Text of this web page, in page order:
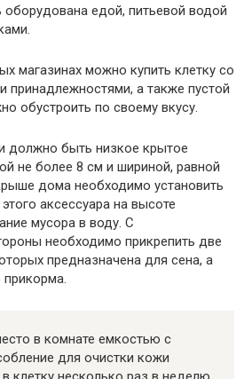
едой, питьевой водой
магазинах можно купить клетку со
принадлежностями, а также пустой
обустроить по своему вкусу.
должно быть низкое крытое
не более 8 см и шириной, равной
дома необходимо установить
аксессуара на высоте
мусора в воду. С
необходимо прикрепить две
предназначена для сена, а
в комнате емкостью с
для очистки кожи